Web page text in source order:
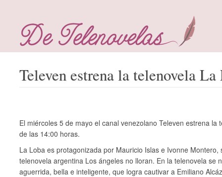
Televen estrena la telenovela La
El miércoles 5 de mayo el canal venezolano Televen estrena la
de las 14:00 horas.
La Loba es protagonizada por Mauricio Islas e Ivonne
telenovela argentina Los ángeles no lloran. En la telenovela se
aguerrida, bella e inteligente, que logra cautivar a Emiliano